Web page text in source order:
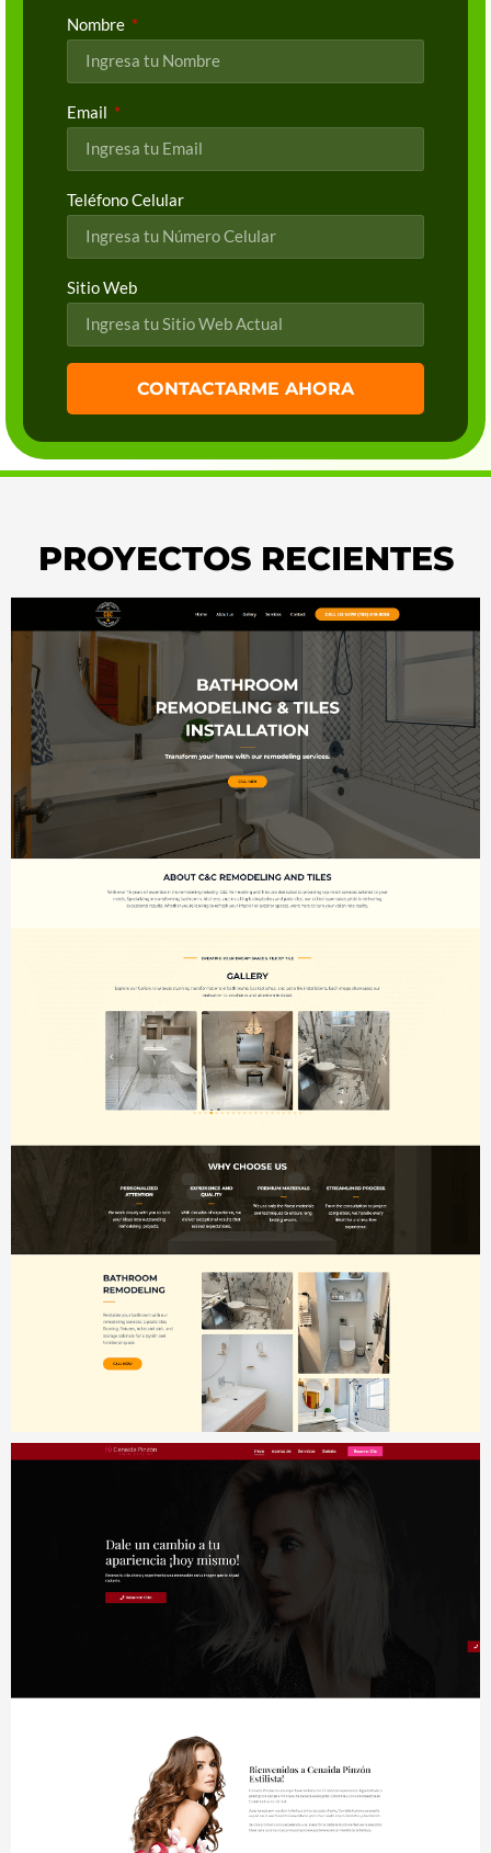
Nombre
Email
Teléfono Celular
Sitio Web
CONTACTARME AHORA
PROYECTOS RECIENTES